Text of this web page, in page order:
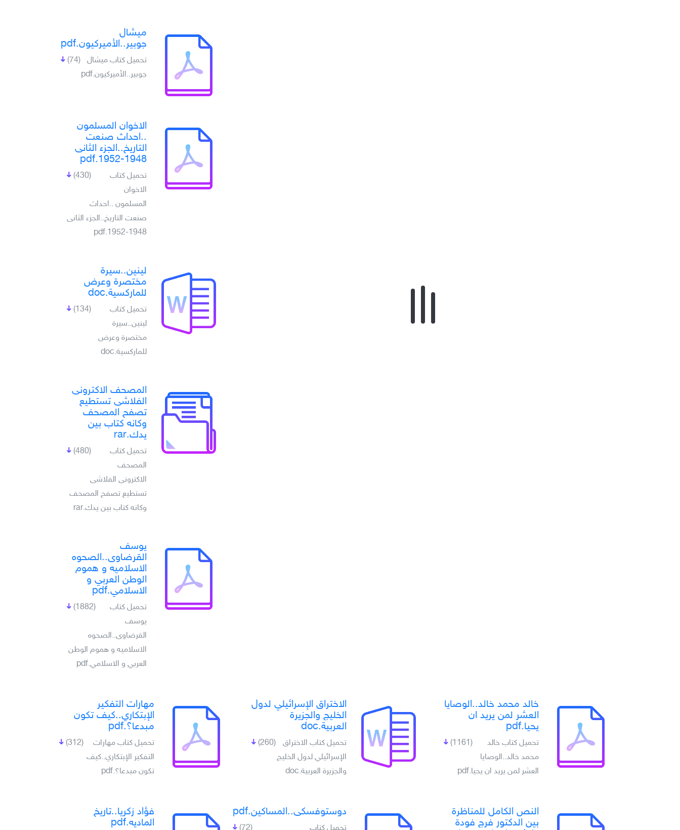
ميشال
جوبير..الأميركيون.pdf
(74)
تحميل كتاب ميشال
جوبير..الأميركيون.pdf
الاخوان المسلمون
..احداث صنعت
التاريخ..الجزء الثانى
1948-1952.pdf
(430)
تحميل كتاب
الاخوان
المسلمون ..احداث
صنعت التاريخ..الجزء الثانى
1948-1952.pdf
لينين..سيرة
مختصرة وعرض
للماركسية.doc
(134)
تحميل كتاب
لينين..سيرة
مختصرة وعرض
للماركسية.doc
المصحف الاكترونى
الفلاشى تستطيع
تصفح المصحف
وكانه كتاب بين
يدك.rar
(480)
تحميل كتاب
المصحف
الاكترونى الفلاشى
تستطيع تصفح المصحف
وكانه كتاب بين يدك.rar
يوسف
القرضاوى..الصحوه
الاسلاميه و هموم
الوطن العربي و
الاسلامي.pdf
(1882)
تحميل كتاب
يوسف
القرضاوى..الصحوه
الاسلاميه و هموم الوطن
العربي و الاسلامي.pdf
خالد محمد خالد..الوصايا
العشر لمن يريد ان
يحيا.pdf
(1161)
تحميل كتاب خالد
محمد خالد..الوصايا
العشر لمن يريد ان يحيا.pdf
الاختراق الإسرائيلي لدول
الخليج والجزيرة
العربية.doc
(260)
تحميل كتاب الاختراق
الإسرائيلي لدول الخليج
والجزيرة العربية.doc
مهارات التفكير
الإبتكاري..كيف تكون
مبدعا؟.pdf
(312)
تحميل كتاب مهارات
التفكير الإبتكاري..كيف
تكون مبدعا؟.pdf
النص الكامل للمناظرة
بين الدكتور فرج فودة
دوستوفسكى..المساكين.pdf
فؤاد زكريا..تاريخ
الماديه.pdf